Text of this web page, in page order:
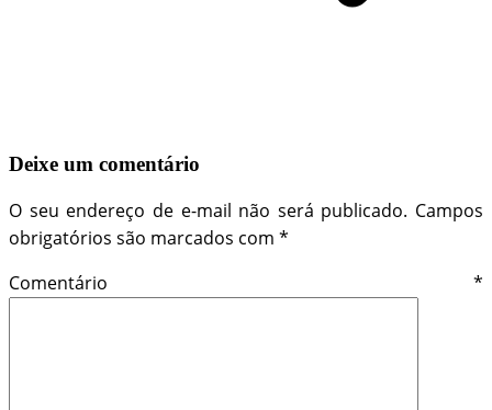
Deixe um comentário
O seu endereço de e-mail não será publicado. Campos
obrigatórios são marcados com *
Comentário *